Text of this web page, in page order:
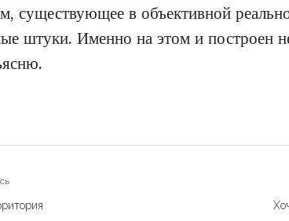
существующее в объективной
штуки. Именно на этом и построен